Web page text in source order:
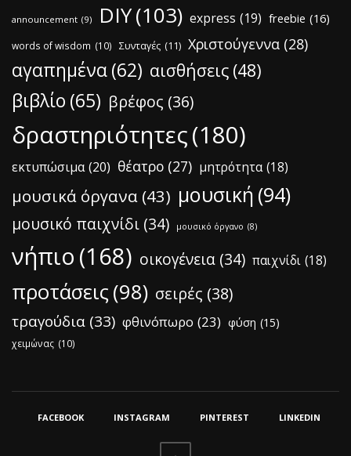
announcement (9) DIY(103) express (19) freebie (16)
words of wisdom (10) Συνταγές (11) Χριστούγεννα (28)
αγαπημένα(62) αισθήσεις (48)
βιβλίο (65) βρέφος (36)
δραστηριότητες(180)
εκτυπώσιμα (20) θέατρο (27) μητρότητα (18)
μουσικά όργανα (43) μουσική (94)
μουσικό παιχνίδι (34) μουσικό όργανο (8)
νήπιο (168) οικογένεια (34) παιχνίδι (18)
προτάσεις (98) σειρές (38)
τραγούδια (33) φθινόπωρο (23) φύση (15)
χειμώνας (10)
FACEBOOK INSTAGRAM PINTEREST LINKEDIN